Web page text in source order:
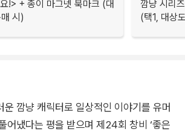
!> + 종이 마그넷 북마크 (대
시)
깜냥 시리
(택1, 대상
운 깜냥 캐릭터로 일상적인 이야기를 유머
어냈다는 평을 받으며 제24회 창비 ‘좋은